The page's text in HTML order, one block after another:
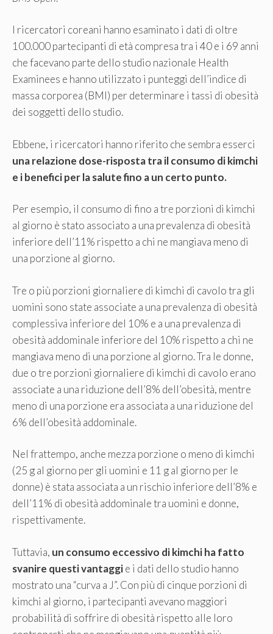
I ricercatori coreani hanno esaminato i dati di oltre
100.000 partecipanti di età compresa tra i 40 e i 69 anni
che facevano parte dello studio nazionale Health
Examinees e hanno utilizzato i punteggi dell’indice di
massa corporea (BMI) per determinare i tassi di obesità
dei soggetti dello studio.
Ebbene, i ricercatori hanno riferito che sembra esserci
una relazione dose-risposta tra il consumo di kimchi
e i benefici per la salute fino a un certo punto.
Per esempio, il consumo di fino a tre porzioni di kimchi
al giorno è stato associato a una prevalenza di obesità
inferiore dell’11% rispetto a chi ne mangiava meno di
una porzione al giorno.
Tre o più porzioni giornaliere di kimchi di cavolo tra gli
uomini sono state associate a una prevalenza di obesità
complessiva inferiore del 10% e a una prevalenza di
obesità addominale inferiore del 10% rispetto a chi ne
mangiava meno di una porzione al giorno. Tra le donne,
due o tre porzioni giornaliere di kimchi di cavolo erano
associate a una riduzione dell’8% dell’obesità, mentre
meno di una porzione era associata a una riduzione del
6% dell’obesità addominale.
Nel frattempo, anche mezza porzione o meno di kimchi
(25 g al giorno per gli uomini e 11 g al giorno per le
donne) è stata associata a un rischio inferiore dell’8% e
dell’11% di obesità addominale tra uomini e donne,
rispettivamente.
Tuttavia, un consumo eccessivo di kimchi ha fatto
svanire questi vantaggie i dati dello studio hanno
mostrato una “curva a J”. Con più di cinque porzioni di
kimchi al giorno, i partecipanti avevano maggiori
probabilità di soffrire di obesità rispetto alle loro